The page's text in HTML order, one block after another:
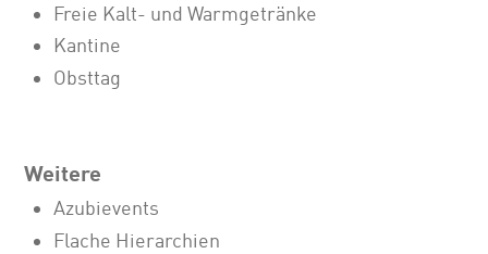
Freie Kalt- und Warmgetränke
Kantine
Obsttag
Weitere
Azubievents
Flache Hierarchien